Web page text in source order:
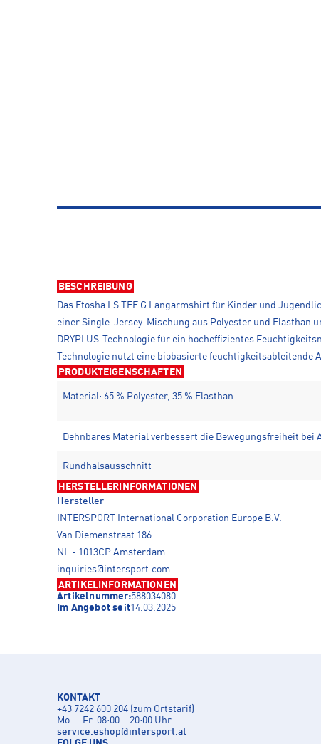
BESCHREIBUNG
Das Etosha LS TEE G Langarmshirt für Kinder und
einer Single-Jersey-Mischung aus Polyester und Elasthan
DRYPLUS-Technologie für ein hocheffizientes
Technologie nutzt eine biobasierte
PRODUKTEIGENSCHAFTEN
Material: 65 % Polyester, 35 % Elasthan
Dehnbares Material verbessert die Bewegungsfreiheit bei
Rundhalsausschnitt
HERSTELLERINFORMATIONEN
Hersteller
INTERSPORT International Corporation Europe B.V.
Van Diemenstraat 186
NL - 1013CP Amsterdam
inquiries@intersport.com
ARTIKELINFORMATIONEN
Artikelnummer:588034080
Im Angebot seit14.03.2025
KONTAKT
+43 7242 600 204 (zum Ortstarif)
Mo. – Fr. 08:00 – 20:00 Uhr
service.eshop@intersport.at